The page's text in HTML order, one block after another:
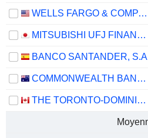
WELLS FARGO & COMPANY
MITSUBISHI UFJ FINANCIAL GROUP, INC.
BANCO SANTANDER,
COMMONWEALTH BANK OF AUSTRALIA
THE TORONTO-DOMINION BANK